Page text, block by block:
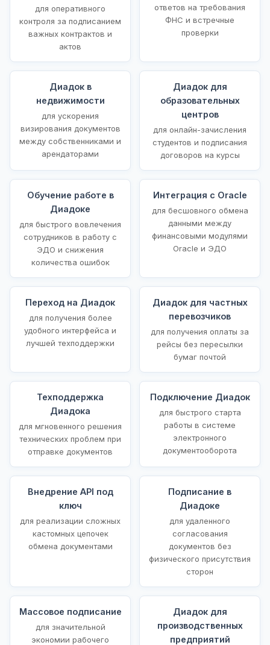
для оперативного
контроля за подписанием
важных контрактов и
актов
ответов на требования
ФНС и встречные
проверки
Диадок в
недвижимости
для ускорения
визирования документов
между собственниками и
арендаторами
Диадок для
образовательных
центров
для онлайн-зачисления
студентов и подписания
договоров на курсы
Обучение работе в
Диадоке
для быстрого вовлечения
сотрудников в работу с
ЭДО и снижения
количества ошибок
Интеграция с Oracle
для бесшовного обмена
данными между
финансовыми модулями
Oracle и ЭДО
Переход на Диадок
для получения более
удобного интерфейса и
лучшей техподдержки
Диадок для частных
перевозчиков
для получения оплаты за
рейсы без пересылки
бумаг почтой
Техподдержка
Диадока
для мгновенного решения
технических проблем при
отправке документов
Подключение Диадок
для быстрого старта
работы в системе
электронного
документооборота
Внедрение API под
ключ
для реализации сложных
кастомных цепочек
обмена документами
Подписание в
Диадоке
для удаленного
согласования
документов без
физического присутствия
сторон
Массовое подписание
для значительной
экономии рабочего
Диадок для
производственных
предприятий